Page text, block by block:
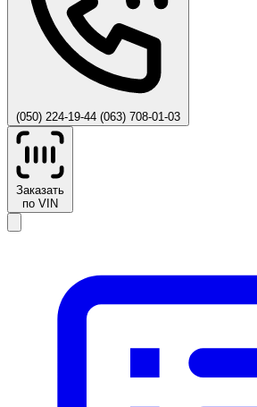
(050) 224-19-44 (063) 708-01-03
Заказать
по VIN